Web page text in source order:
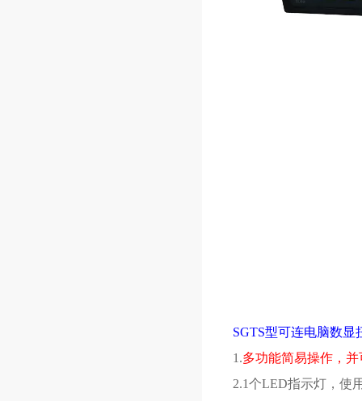
SGTS型可连电脑数显
1.多功能简易操作，
2.1个LED指示灯，使